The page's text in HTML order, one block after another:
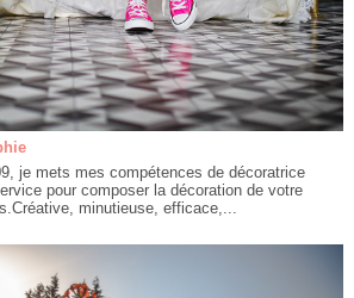
je mets mes compétences de décoratrice
pour composer la décoration de votre
minutieuse, efficace,...